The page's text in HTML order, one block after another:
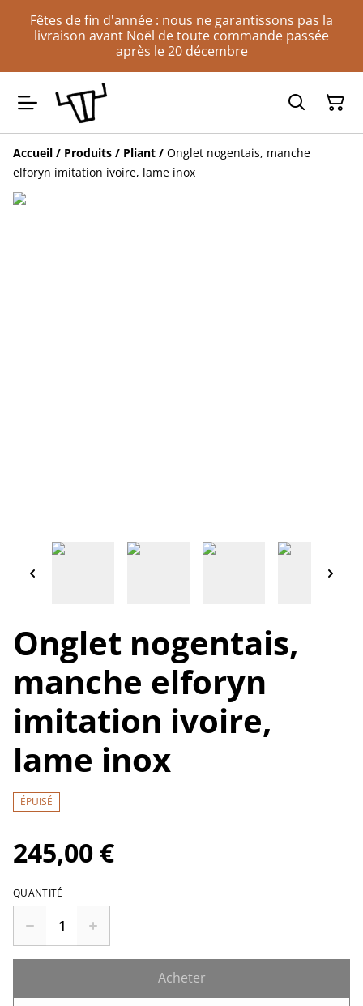
Fêtes de fin d'année : nous ne garantissons pas la
livraison avant Noël de toute commande passée
après le 20 décembre
Accueil / Produits / Pliant / Onglet nogentais, manche
elforyn imitation ivoire, lame inox
Onglet nogentais,
manche elforyn
imitation ivoire,
lame inox
ÉPUISÉ
245,00 €
QUANTITÉ
Acheter